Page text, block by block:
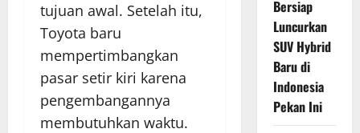
tujuan awal. Setelah itu,
Toyota baru
mempertimbangkan
pasar setir kiri karena
pengembangannya
membutuhkan waktu.
Bersiap
Luncurkan
SUV Hybrid
Baru di
Indonesia
Pekan Ini